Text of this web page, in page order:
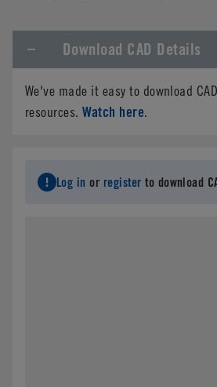
Download CAD Details
We've made it easy to download
resources.Watch here.
Log in or register to download